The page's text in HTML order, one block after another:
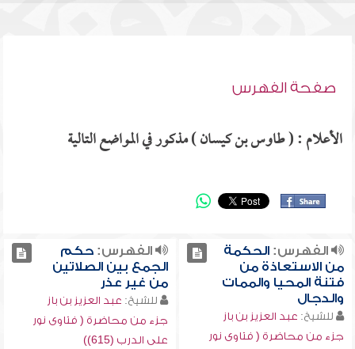
صفحة الفهرس
الأعلام : ( طاوس بن كيسان ) مذكور في المواضع التالية
الفهرس:الحكمة
من الاستعاذة من
فتنة المحيا والممات
والدجال
للشيخ: عبد العزيز بن باز
جزء من محاضرة ( فتاوى نور
الفهرس:حكم
الجمع بين الصلاتين
من غير عذر
للشيخ: عبد العزيز بن باز
جزء من محاضرة ( فتاوى نور
على الدرب (615))